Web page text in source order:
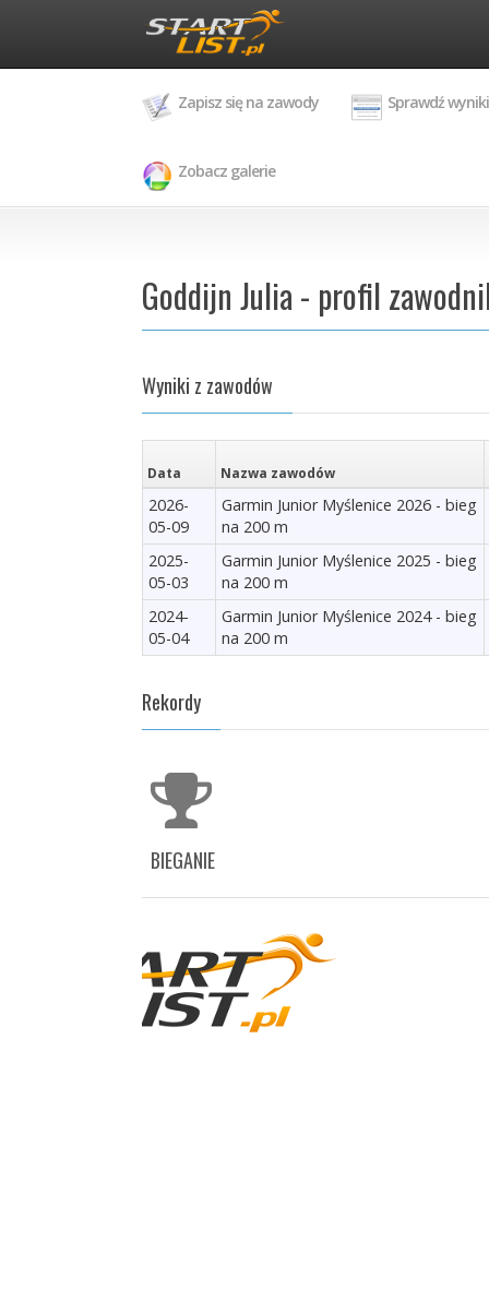
Zapisz się na zawody Sprawdź wyniki
Zobacz galerie
Goddijn Julia - profil
Wyniki z zawodów
Data Nazwa zawodów
2026-
05-09
Garmin Junior Myślenice 2026 - bieg
na 200 m
2025-
05-03
Garmin Junior Myślenice 2025 - bieg
na 200 m
2024-
05-04
Garmin Junior Myślenice 2024 - bieg
na 200 m
Rekordy
BIEGANIE